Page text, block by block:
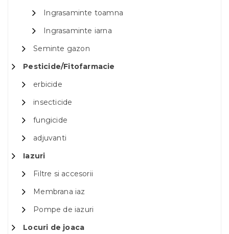
Ingrasaminte toamna
Ingrasaminte iarna
Seminte gazon
Pesticide/Fitofarmacie
erbicide
insecticide
fungicide
adjuvanti
Iazuri
Filtre si accesorii
Membrana iaz
Pompe de iazuri
Locuri de joaca